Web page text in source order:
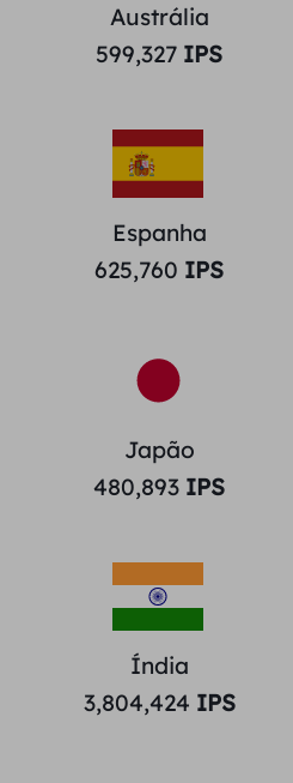
Austrália
599,327 IPS
Espanha
625,760 IPS
Japão
480,893 IPS
Índia
3,804,424 IPS